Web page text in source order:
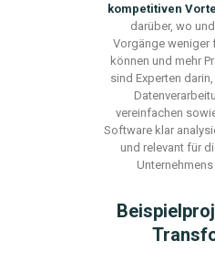
kompetitiven
darüber, wo
Vorgänge weniger
können und mehr
sind Experten
vereinfachen
Software klar
und relevant für